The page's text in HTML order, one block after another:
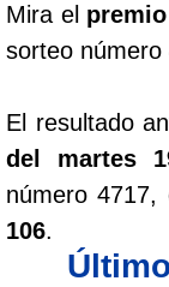
Mira el
sorteo número
El resultado
del martes
número
106.